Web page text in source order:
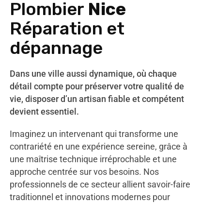
Plombier Nice
Réparation et
dépannage
Dans une ville aussi dynamique, où chaque
détail compte pour préserver votre qualité de
vie, disposer d’un artisan fiable et compétent
devient essentiel.
Imaginez un intervenant qui transforme une
contrariété en une expérience sereine, grâce à
une maîtrise technique irréprochable et une
approche centrée sur vos besoins. Nos
professionnels de ce secteur allient savoir-faire
traditionnel et innovations modernes pour